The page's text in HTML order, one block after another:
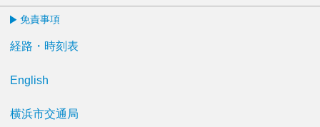
免責事項
経路・時刻表
English
横浜市交通局